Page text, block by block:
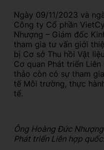
Ngày 09/11/2023 và
Công ty Cổ phần
Nhượng – Giám đốc
tham gia tư vấn giới
bị Cơ sở Thu hồi Vật
Cơ quan Phát triển
thảo còn có sự tham
tế Môi trường, thực
tế.
Ông Hoàng Đức
Phát triển Liên hợp quốc.